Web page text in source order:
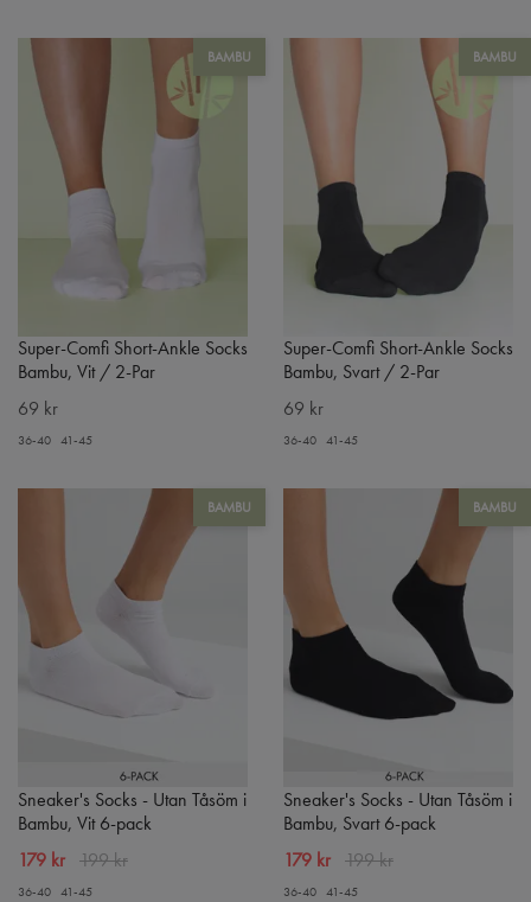
BAMBU
Super-Comfi Short-Ankle Socks
Bambu, Vit / 2-Par
69 kr
36-40 41-45
BAMBU
Super-Comfi Short-Ankle Socks
Bambu, Svart / 2-Par
69 kr
36-40 41-45
BAMBU
Sneaker's Socks - Utan Tåsöm i
Bambu, Vit 6-pack
179 kr 199 kr
36-40 41-45
BAMBU
Sneaker's Socks - Utan Tåsöm i
Bambu, Svart 6-pack
179 kr 199 kr
36-40 41-45